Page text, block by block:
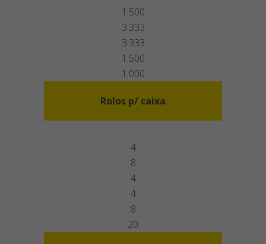
1.500
3.333
3.333
1.500
1.000
Rolos p/ caixa
4
8
4
4
8
20